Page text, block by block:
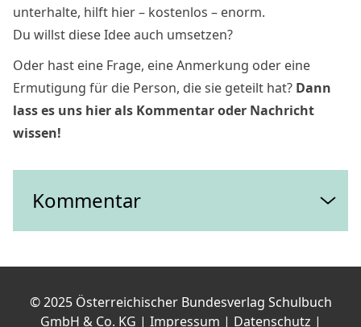
unterhalte, hilft hier – kostenlos – enorm.
Du willst diese Idee auch umsetzen?
Oder hast eine Frage, eine Anmerkung oder eine
Ermutigung für die Person, die sie geteilt hat? Dann
lass es uns hier als Kommentar oder Nachricht
wissen!
Kommentar
Schreibe einen Kommentar
Deine E-Mail-Adresse wird nicht veröffentlicht.
© 2025 Österreichischer Bundesverlag Schulbuch
GmbH & Co. KG | Impressum | Datenschutz |